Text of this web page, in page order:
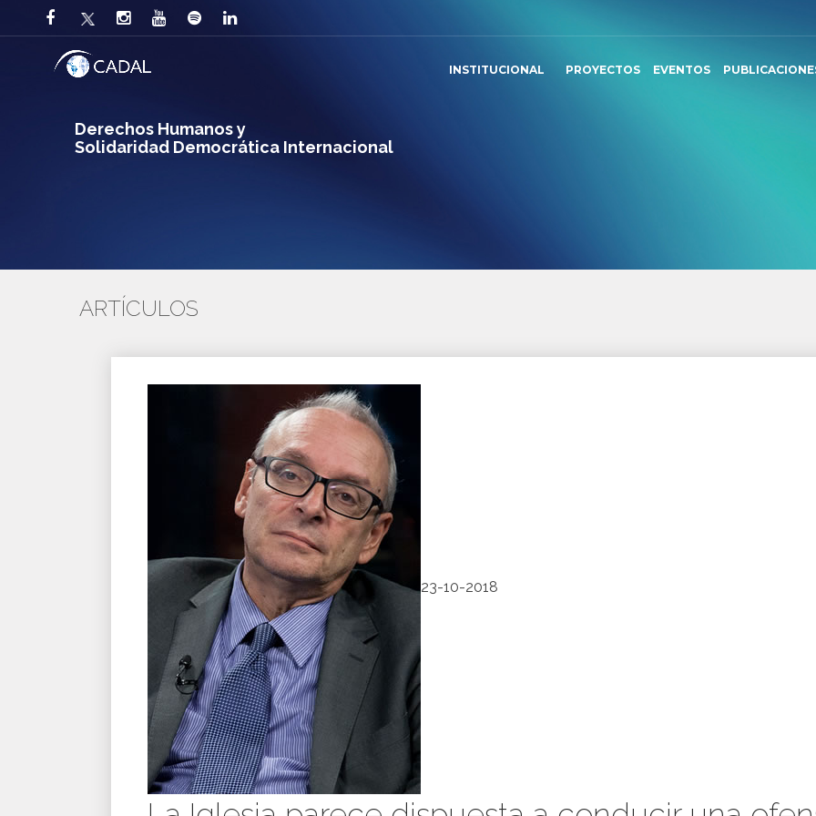
Derechos Humanos y
Solidaridad Democrática Internacional
INSTITUCIONAL PROYECTOS EVENTOS
ARTÍCULOS
23-10-2018